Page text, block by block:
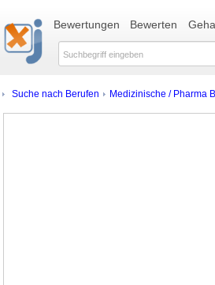
Bewertungen Bewerten
Suche nach Berufen Medizinische / Pharma